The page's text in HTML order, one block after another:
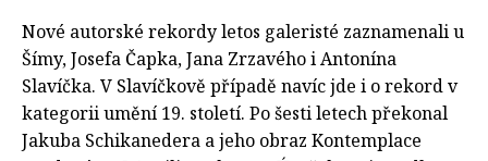
Nové autorské rekordy letos galeristé zaznamenali u
Šímy, Josefa Čapka, Jana Zrzavého i Antonína
Slavíčka. V Slavíčkově případě navíc jde i o rekord v
kategorii umění 19. století. Po šesti letech překonal
Jakuba Schikanedera a jeho obraz Kontemplace